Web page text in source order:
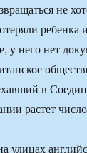
не
у него нет
в
улицах